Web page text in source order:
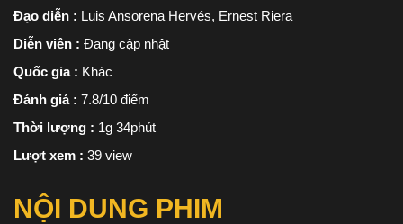
Đạo diễn : Luis Ansorena Hervés, Ernest Riera
Diễn viên : Đang cập nhật
Quốc gia : Khác
Đánh giá : 7.8/10 điểm
Thời lượng : 1g 34phút
Lượt xem : 39 view
NỘI DUNG PHIM